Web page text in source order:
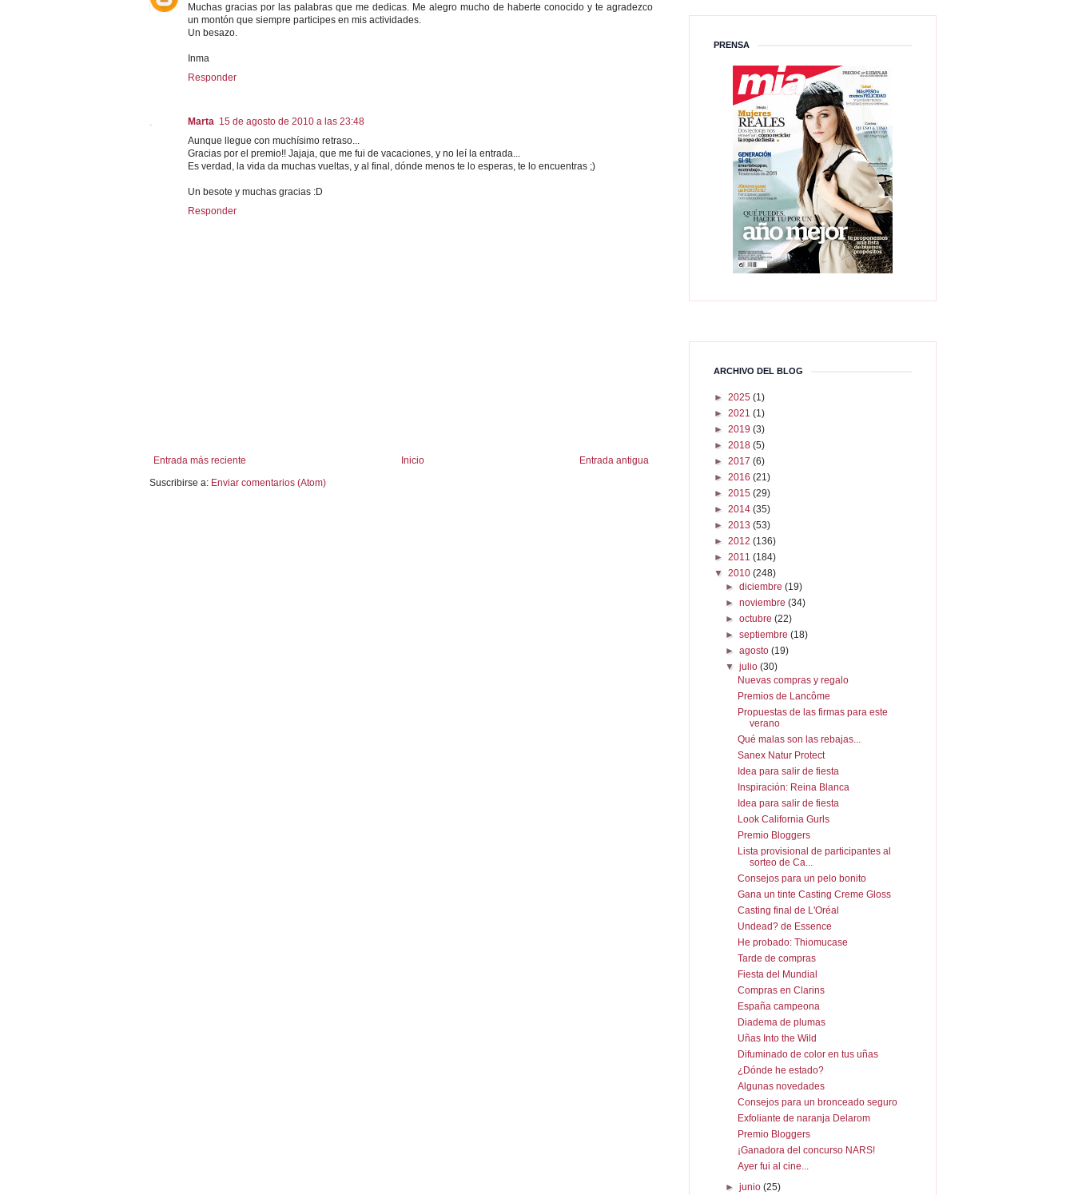
Muchas gracias por las palabras que me dedicas. Me alegro mucho de haberte conocido y te agradezco
un montón que siempre participes en mis actividades.
Un besazo.
Inma
Responder
Marta 15 de agosto de 2010 a las 23:48
Aunque llegue con muchísimo retraso...
Gracias por el premio!! Jajaja, que me fui de vacaciones, y no leí la entrada...
Es verdad, la vida da muchas vueltas, y al final, dónde menos te lo esperas, te lo encuentras ;)
Un besote y muchas gracias :D
Responder
Entrada más reciente Entrada antigua
Inicio
Suscribirse a: Enviar comentarios (Atom)
PRENSA
ARCHIVO DEL BLOG
► 2025 (1)
► 2021 (1)
► 2019 (3)
► 2018 (5)
► 2017 (6)
► 2016 (21)
► 2015 (29)
► 2014 (35)
► 2013 (53)
► 2012 (136)
► 2011 (184)
▼ 2010 (248)
►diciembre(19)
►noviembre(34)
►octubre(22)
►septiembre(18)
►agosto(19)
▼julio(30)
Nuevas compras y regalo
Premios de Lancôme
Propuestas de las firmas para este
verano
Qué malas son las rebajas...
Sanex Natur Protect
Idea para salir de fiesta
Inspiración: Reina Blanca
Idea para salir de fiesta
Look California Gurls
Premio Bloggers
Lista provisional de participantes al
sorteo de Ca...
Consejos para un pelo bonito
Gana un tinte Casting Creme Gloss
Casting final de L'Oréal
Undead? de Essence
He probado: Thiomucase
Tarde de compras
Fiesta del Mundial
Compras en Clarins
España campeona
Diadema de plumas
Uñas Into the Wild
Difuminado de color en tus uñas
¿Dónde he estado?
Algunas novedades
Consejos para un bronceado seguro
Exfoliante de naranja Delarom
Premio Bloggers
¡Ganadora del concurso NARS!
Ayer fui al cine...
►junio(25)